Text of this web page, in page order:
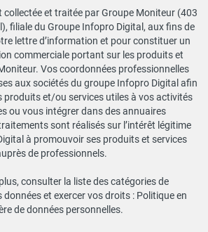
collectée et traitée par Groupe Moniteur (403
filiale du Groupe Infopro Digital, aux fins de
lettre d’information et pour constituer un
commerciale portant sur les produits et
Vos coordonnées professionnelles
aux sociétés du groupe Infopro Digital afin
produits et/ou services utiles à vos activités
ou vous intégrer dans des annuaires
sont réalisés sur l’intérêt légitime
à promouvoir ses produits et services
de professionnels.
consulter la liste des catégories de
et exercer vos droits : Politique en
de données personnelles.